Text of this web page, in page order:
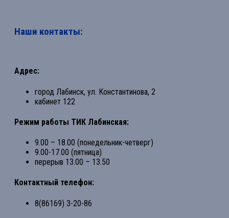
Наши контакты:
Адрес:
город Лабинск, ул. Константинова, 2
кабинет 122
Режим работы ТИК Лабинская:
9.00 – 18.00 (понедельник-четверг)
9.00-17.00 (пятница)
перерыв 13.00 – 13.50
Контактный телефон:
8(86169) 3-20-86